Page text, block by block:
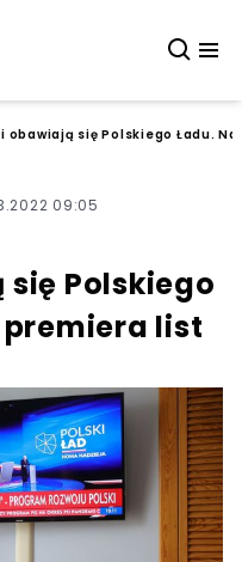
obawiają się Polskiego Ładu.
09:05
Polskiego
list